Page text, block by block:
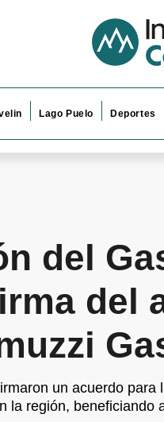
Lago Puelo Deportes
del
del
un acuerdo
la región, beneficiando